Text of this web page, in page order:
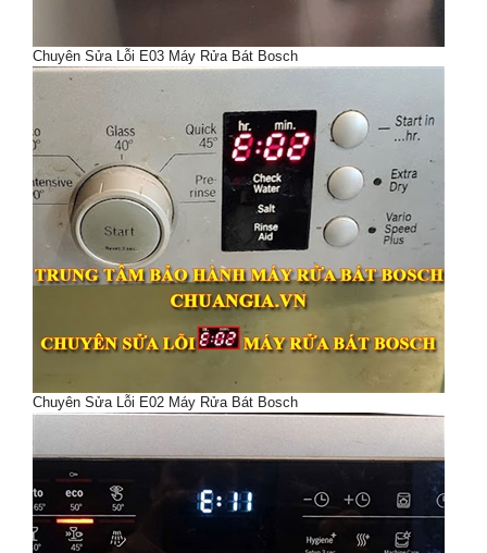
Chuyên Sửa Lỗi E03 Máy Rửa Bát Bosch
Chuyên Sửa Lỗi E02 Máy Rửa Bát Bosch